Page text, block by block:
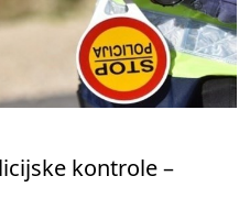
kontrole –